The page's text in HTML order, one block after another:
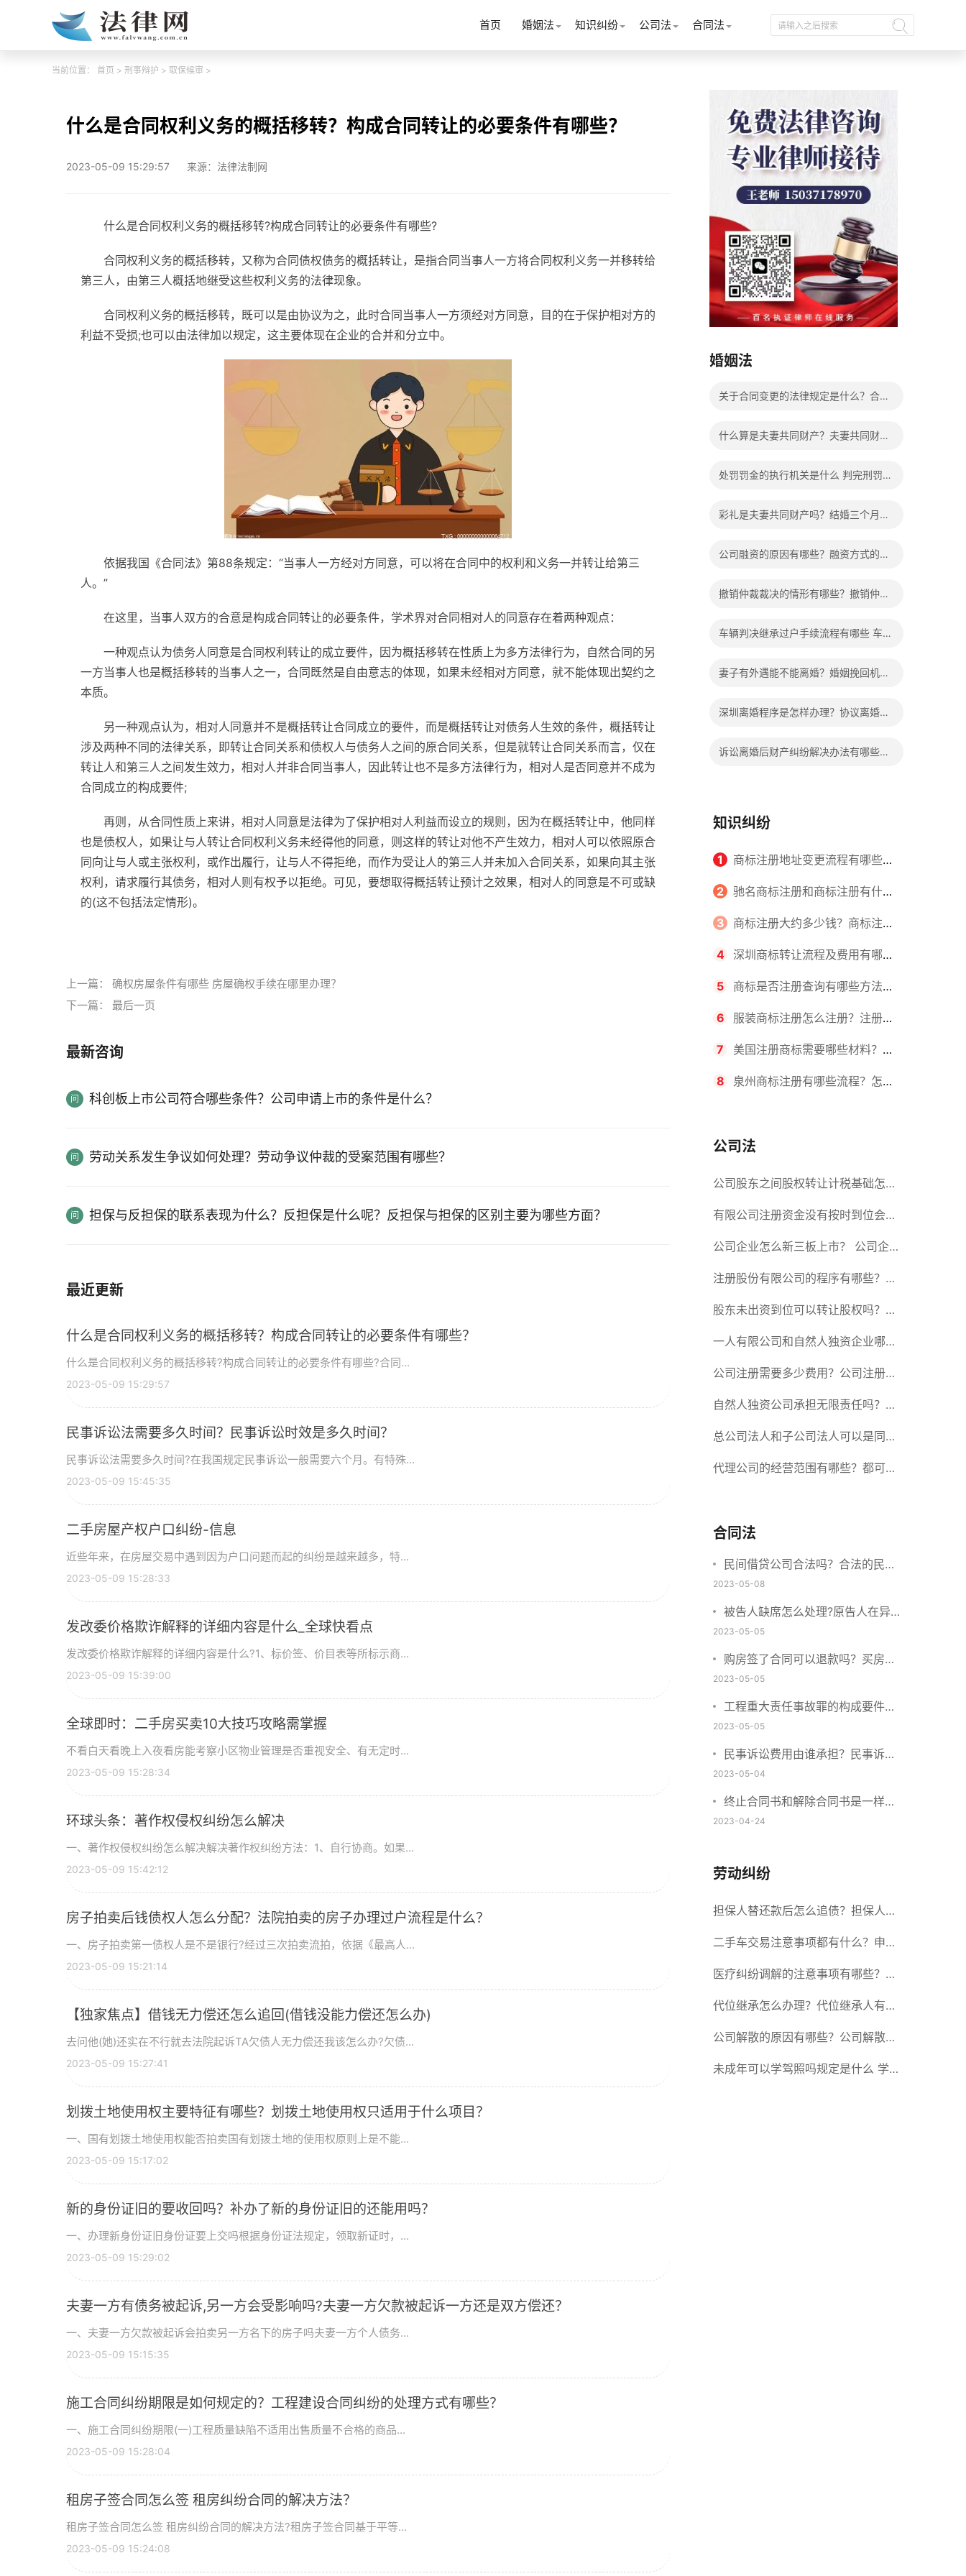
首页 婚姻法 知识纠纷 公司法 合同法
当前位置： 首页 > 刑事辩护 > 取保候审 >
什么是合同权利义务的概括移转？构成合同转让的必要条件有哪些？
2023-05-09 15:29:57 来源：法律法制网
什么是合同权利义务的概括移转?构成合同转让的必要条件有哪些?
合同权利义务的概括移转，又称为合同债权债务的概括转让，是指合同当事人一方将合同权利义务一并移转给
第三人，由第三人概括地继受这些权利义务的法律现象。
合同权利义务的概括移转，既可以是由协议为之，此时合同当事人一方须经对方同意，目的在于保护相对方的
利益不受损;也可以由法律加以规定，这主要体现在企业的合并和分立中。
依据我国《合同法》第88条规定：“当事人一方经对方同意，可以将在合同中的权利和义务一并转让给第三
人。”
在这里，当事人双方的合意是构成合同转让的必要条件，学术界对合同相对人的同意存在着两种观点：
一种观点认为债务人同意是合同权利转让的成立要件，因为概括移转在性质上为多方法律行为，自然合同的另
一方当事人也是概括移转的当事人之一，合同既然是自由意志的体现，如果未经相对方同意，就不能体现出契约之
本质。
另一种观点认为，相对人同意并不是概括转让合同成立的要件，而是概括转让对债务人生效的条件，概括转让
涉及两种不同的法律关系，即转让合同关系和债权人与债务人之间的原合同关系，但是就转让合同关系而言，仅在
转让人和第三人之间发生效力，相对人并非合同当事人，因此转让也不是多方法律行为，相对人是否同意并不成为
合同成立的构成要件;
再则，从合同性质上来讲，相对人同意是法律为了保护相对人利益而设立的规则，因为在概括转让中，他同样
也是债权人，如果让与人转让合同权利义务未经得他的同意，则这样的转让对他不产生效力，相对人可以依照原合
同向让与人或主张权利，或作出履行，让与人不得拒绝，而作为受让人的第三人并未加入合同关系，如果向其主张
权利，请求履行其债务，相对人则有权予以拒绝。可见，要想取得概括转让预计之效果，相对人的同意是不可或缺
的(这不包括法定情形)。
上一篇： 确权房屋条件有哪些 房屋确权手续在哪里办理？
下一篇： 最后一页
最新咨询
科创板上市公司符合哪些条件？公司申请上市的条件是什么？
劳动关系发生争议如何处理？劳动争议仲裁的受案范围有哪些？
担保与反担保的联系表现为什么？反担保是什么呢？反担保与担保的区别主要为哪些方面？
最近更新
什么是合同权利义务的概括移转？构成合同转让的必要条件有哪些？
什么是合同权利义务的概括移转?构成合同转让的必要条件有哪些?合同...
2023-05-09 15:29:57
民事诉讼法需要多久时间？民事诉讼时效是多久时间？
民事诉讼法需要多久时间?在我国规定民事诉讼一般需要六个月。有特殊...
2023-05-09 15:45:35
二手房屋产权户口纠纷-信息
近些年来，在房屋交易中遇到因为户口问题而起的纠纷是越来越多，特...
2023-05-09 15:28:33
发改委价格欺诈解释的详细内容是什么_全球快看点
发改委价格欺诈解释的详细内容是什么?1、标价签、价目表等所标示商...
2023-05-09 15:39:00
全球即时：二手房买卖10大技巧攻略需掌握
不看白天看晚上入夜看房能考察小区物业管理是否重视安全、有无定时...
2023-05-09 15:28:34
环球头条：著作权侵权纠纷怎么解决
一、著作权侵权纠纷怎么解决解决著作权纠纷方法：1、自行协商。如果...
2023-05-09 15:42:12
房子拍卖后钱债权人怎么分配？法院拍卖的房子办理过户流程是什么？
一、房子拍卖第一债权人是不是银行?经过三次拍卖流拍，依据《最高人...
2023-05-09 15:21:14
【独家焦点】借钱无力偿还怎么追回(借钱没能力偿还怎么办)
去问他(她)还实在不行就去法院起诉TA欠债人无力偿还我该怎么办?欠债...
2023-05-09 15:27:41
划拨土地使用权主要特征有哪些？划拨土地使用权只适用于什么项目？
一、国有划拨土地使用权能否拍卖国有划拨土地的使用权原则上是不能...
2023-05-09 15:17:02
新的身份证旧的要收回吗？补办了新的身份证旧的还能用吗？
一、办理新身份证旧身份证要上交吗根据身份证法规定，领取新证时，...
2023-05-09 15:29:02
夫妻一方有债务被起诉,另一方会受影响吗?夫妻一方欠款被起诉一方还是双方偿还？
一、夫妻一方欠款被起诉会拍卖另一方名下的房子吗夫妻一方个人债务...
2023-05-09 15:15:35
施工合同纠纷期限是如何规定的？工程建设合同纠纷的处理方式有哪些？
一、施工合同纠纷期限(一)工程质量缺陷不适用出售质量不合格的商品...
2023-05-09 15:28:04
租房子签合同怎么签 租房纠纷合同的解决方法？
租房子签合同怎么签 租房纠纷合同的解决方法?租房子签合同基于平等...
2023-05-09 15:24:08
婚姻法
关于合同变更的法律规定是什么？合同
什么算是夫妻共同财产？夫妻共同财产
处罚罚金的执行机关是什么 判完刑罚金
彩礼是夫妻共同财产吗？结婚三个月离
公司融资的原因有哪些？融资方式的种
撤销仲裁裁决的情形有哪些？撤销仲裁
车辆判决继承过户手续流程有哪些 车辆
妻子有外遇能不能离婚？婚姻挽回机构
深圳离婚程序是怎样办理？协议离婚和
诉讼离婚后财产纠纷解决办法有哪些？
知识纠纷
1 商标注册地址变更流程有哪些？
怎么提交申请书件？
2 驰名商标注册和商标注册有什么
区别？
3 商标注册大约多少钱？商标注册
查询的方式有哪些？
4 深圳商标转让流程及费用有哪些
要求？商标转让所需时间是多久？
5 商标是否注册查询有哪些方法？
有哪些步骤？
6 服装商标注册怎么注册？注册商
标流程有哪些？
7 美国注册商标需要哪些材料？美
国商标办理流程有哪些？
8 泉州商标注册有哪些流程？怎么
公司法
公司股东之间股权转让计税基础怎么
确认？公司股东之间的股权转让要符
合什么要件？
有限公司注册资金没有按时到位会怎
么样？股份有限公司设立的注册条件
公司企业怎么新三板上市？ 公司企
业新三板上市的流程
注册股份有限公司的程序有哪些？注
册股份有限公司需要提交哪些材料？
股东未出资到位可以转让股权吗？股
东未出资到位能否分红？
一人有限公司和自然人独资企业哪个
好？一人公司设立条件有哪些？
公司注册需要多少费用？公司注册需
要准备什么材料？
自然人独资公司承担无限责任吗？有
限责任公司与有限责任公司的区别
总公司法人和子公司法人可以是同一
个人吗？总公司更名分公司需要更改
代理公司的经营范围有哪些？都可以
合同法
民间借贷公司合法吗？合法的民间
借贷需要符合哪些要求？
2023-05-08
被告人缺席怎么处理?原告人在异
地怎么起诉?
2023-05-05
购房签了合同可以退款吗？买房子
定金不退该找谁？
2023-05-05
工程重大责任事故罪的构成要件是
什么？工程重大安全事故罪的处罚
标准是什么？
2023-05-05
民事诉讼费用由谁承担？民事诉讼
费用收取标准2023
2023-05-04
终止合同书和解除合同书是一样的
吗？提前终止合同算不算违约？
2023-04-24
劳动纠纷
担保人替还款后怎么追债？担保人可
以委托别人签字吗？
二手车交易注意事项都有什么？申请
转移登记的现机动车所有人应当准备
哪些材料？
医疗纠纷调解的注意事项有哪些？医
疗纠纷调解有哪些方式？
代位继承怎么办理？代位继承人有赡
养的能力吗？
公司解散的原因有哪些？公司解散的
一般原因是什么意思？
未成年可以学驾照吗规定是什么 学